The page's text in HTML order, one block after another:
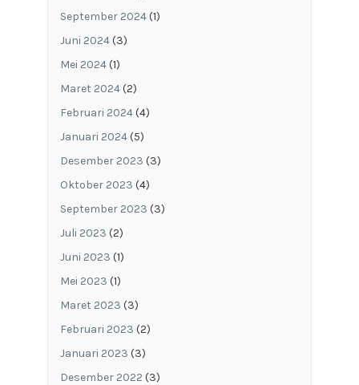
September 2024(1)
Juni 2024(3)
Mei 2024(1)
Maret 2024(2)
Februari 2024(4)
Januari 2024(5)
Desember 2023 (3)
Oktober 2023 (4)
September 2023 (3)
Juli 2023 (2)
Juni 2023 (1)
Mei 2023 (1)
Maret 2023 (3)
Februari 2023 (2)
Januari 2023 (3)
Desember 2022 (3)